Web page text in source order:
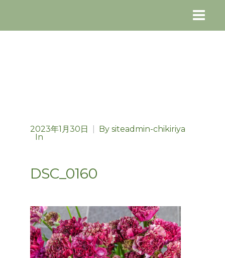
2023年1月30日 By siteadmin-chikiriya
In
DSC_0160